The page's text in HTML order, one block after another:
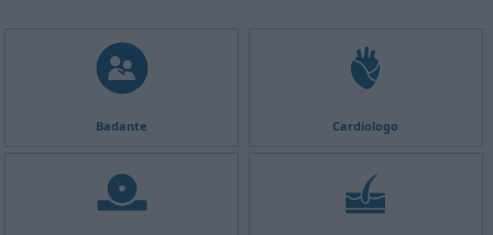
Badante Cardiologo